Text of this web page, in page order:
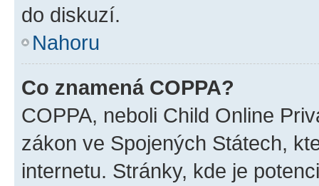
do diskuzí.
Nahoru
Co znamená COPPA?
COPPA, neboli Child Online
zákon ve Spojených Státech,
internetu. Stránky, kde je